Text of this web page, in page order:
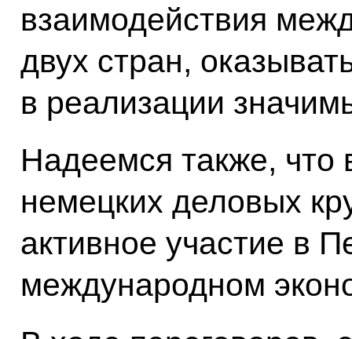
взаимодействия
двух стран,
в реализации
Надеемся также, что
немецких деловых
активное участие в
международном